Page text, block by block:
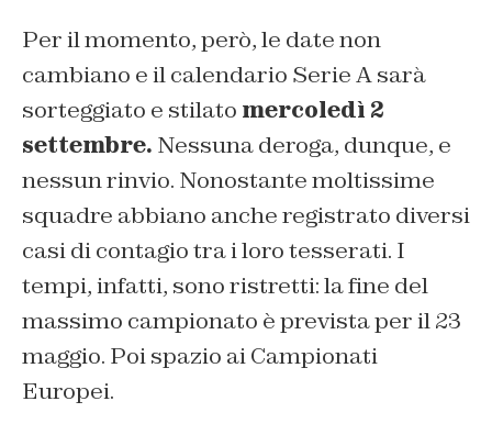
Per il momento, però, le date non
cambiano e il calendario Serie A sarà
sorteggiato e stilato mercoledì 2
settembre. Nessuna deroga, dunque, e
nessun rinvio. Nonostante moltissime
squadre abbiano anche registrato diversi
casi di contagio tra i loro tesserati. I
tempi, infatti, sono ristretti: la fine del
massimo campionato è prevista per il 23
maggio. Poi spazio ai Campionati
Europei.